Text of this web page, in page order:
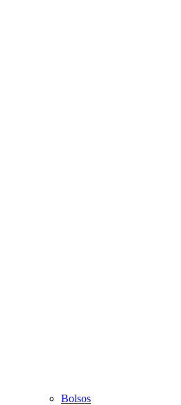
Bolsos